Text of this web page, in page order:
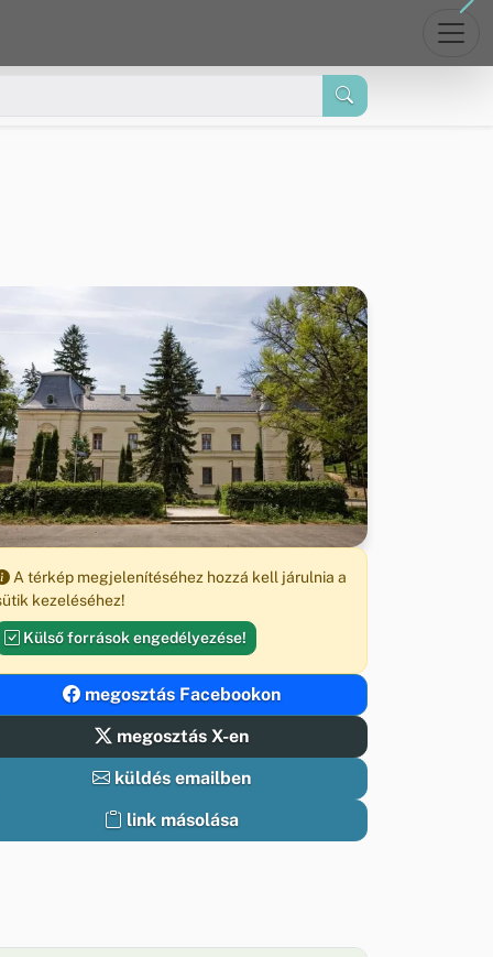
A térkép megjelenítéséhez hozzá kell járulnia a
kezeléséhez!
Külső források engedélyezése!
megosztás Facebookon
megosztás X-en
küldés emailben
link másolása